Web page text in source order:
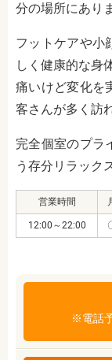
分の場所にあり
フットケアや小
しく健康的な身
痛いけど変化を
客さんが多く訪
完全個室のプラ
う存分リラック
営業時間
12:00～22:00
※電話